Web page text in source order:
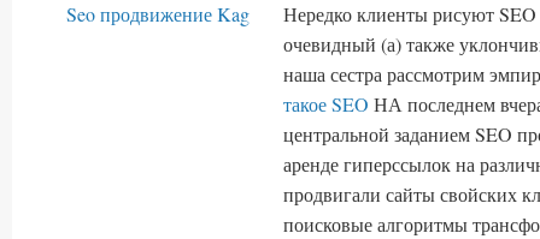
Seo продвижение Kag
Нередко клиенты рисуют
очевидный (а) также
наша сестра рассмотрим
такое SEO НА последнем
центральной заданием SEO
аренде гиперссылок на
продвигали сайты свойских
поисковые алгоритмы